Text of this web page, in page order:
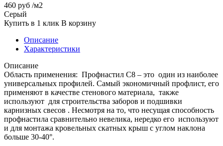
460 руб /м2
Серый
Купить в 1 клик В корзину
Описание
Характеристики
Описание
Область применения: Профнастил С8 – это один из наиболее
универсальных профилей. Самый экономичный профлист, его
применяют в качестве стенового материала, также
используют для строительства заборов и подшивки
карнизных свесов . Несмотря на то, что несущая способность
профнастила сравнительно невелика, нередко его используют
и для монтажа кровельных скатных крыш с углом наклона
больше 30-40°.